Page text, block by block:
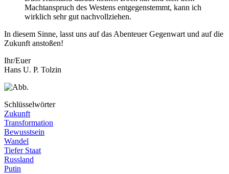
Machtanspruch des Westens entgegenstemmt, kann ich
wirklich sehr gut nachvollziehen.
In diesem Sinne, lasst uns auf das Abenteuer Gegenwart und auf die
Zukunft anstoßen!
Ihr/Euer
Hans U. P. Tolzin
Schlüsselwörter
Zukunft
Transformation
Bewusstsein
Wandel
Tiefer Staat
Russland
Putin